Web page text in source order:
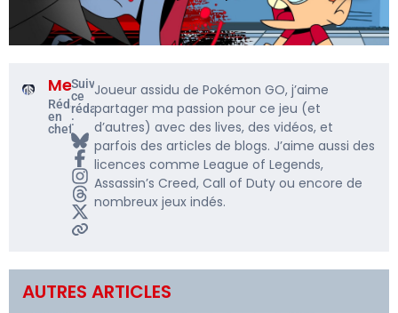
Me5rine_
Rédacteur
en
chef
Suivre
ce
rédacteur
:
Joueur assidu de Pokémon GO, j’aime
partager ma passion pour ce jeu (et
d’autres) avec des lives, des vidéos, et
parfois des articles de blogs. J’aime aussi des
licences comme League of Legends,
Assassin’s Creed, Call of Duty ou encore de
nombreux jeux indés.
AUTRES ARTICLES